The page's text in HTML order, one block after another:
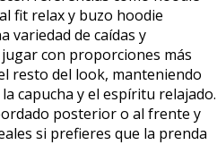
fit relax y buzo hoodie
variedad de caídas y
con proporciones más
resto del look, manteniendo
capucha y el espíritu relajado.
posterior o al frente y
si prefieres que la prenda